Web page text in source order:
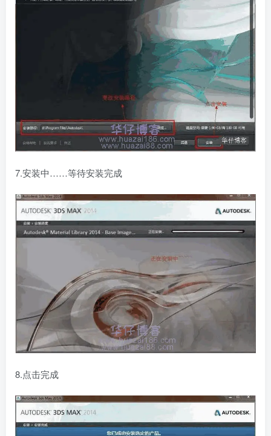
7.安装中……等待安装完成
8.点击完成